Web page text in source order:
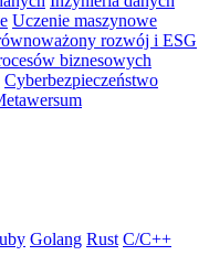
Uczenie maszynowe
rozwój i ESG
biznesowych
Cyberbezpieczeństwo
Golang Rust C/C++